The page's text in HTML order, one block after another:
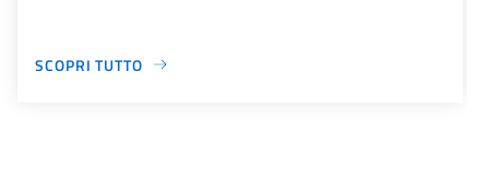
SCOPRI TUTTO